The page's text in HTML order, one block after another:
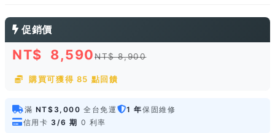
促銷價
NT$ 8,590NT$ 8,900
購買可獲得 85 點回饋
滿 NT$3,000 全台免運 1 年保固維修
信用卡 3/6 期 0 利率